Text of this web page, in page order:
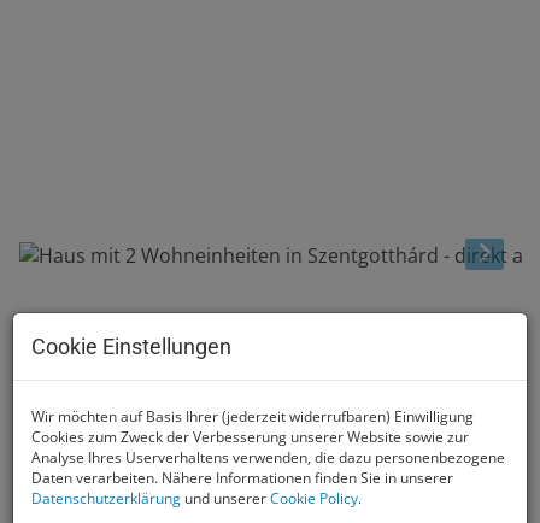
Beschreibung
Haus mit 2 Wohneinheiten in
Szentgotthárd - direkt an der
österreichischen Grenze
Cookie Einstellungen
Wir möchten auf Basis Ihrer (jederzeit widerrufbaren) Einwilligung
Cookies zum Zweck der Verbesserung unserer Website sowie zur
Analyse Ihres Userverhaltens verwenden, die dazu personenbezogene
Daten verarbeiten. Nähere Informationen finden Sie in unserer
Datenschutzerklärung und unsererCookie Policy.